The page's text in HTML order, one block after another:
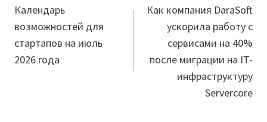
по
записям
Календарь
возможностей для
стартапов на июль
2026 года
Как компания DaraSoft
ускорила работу с
сервисами на 40%
после миграции на IT-
инфраструктуру
Servercore